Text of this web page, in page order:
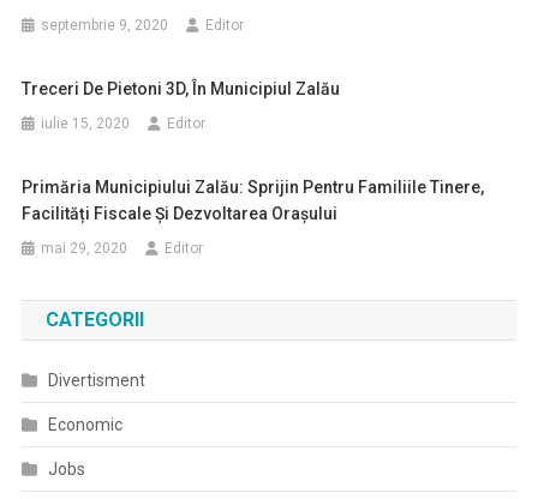
septembrie 9, 2020 Editor
Treceri De Pietoni 3D, În Municipiul Zalău
iulie 15, 2020 Editor
Primăria Municipiului Zalău: Sprijin Pentru Familiile Tinere,
Facilități Fiscale Și Dezvoltarea Orașului
mai 29, 2020 Editor
CATEGORII
Divertisment
Economic
Jobs